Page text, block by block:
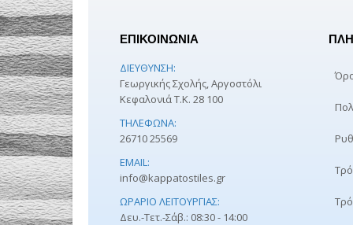
ΕΠΙΚΟΙΝΩΝΙΑ
ΔΙΕΎΘΥΝΣΗ:
Γεωργικής Σχολής, Αργοστόλι
Κεφαλονιά Τ.Κ. 28 100
ΤΗΛΈΦΩΝΑ:
26710 25569
EMAIL:
info@kappatostiles.gr
ΩΡΆΡΙΟ ΛΕΙΤΟΥΡΓΊΑΣ:
Δευ.-Τετ.-Σάβ.: 08:30 - 14:00